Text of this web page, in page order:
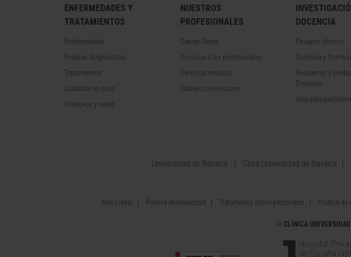
ENFERMEDADES Y
TRATAMIENTOS
Enfermedades
Pruebas diagnósticas
Tratamientos
Cuidados en casa
Chequeos y salud
NUESTROS
PROFESIONALES
Cancer Center
Conozca a los profesionales
Servicios médicos
Trabaje con nosotros
DOCENCIA
Ensayos clínicos
Docencia y
Residentes y
Docentes
Área para
Universidad de Navarra Cima Universidad de Navarra
Aviso legal Política de privacidad Tratamiento datos personales Política de
© CLÍNICA